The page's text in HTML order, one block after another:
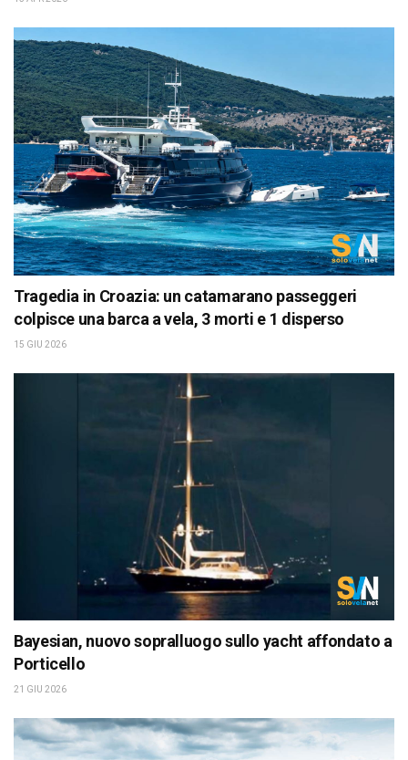
Tragedia in Croazia: un catamarano passeggeri
colpisce una barca a vela, 3 morti e 1 disperso
15 GIU 2026
Bayesian, nuovo sopralluogo sullo yacht affondato a
Porticello
21 GIU 2026